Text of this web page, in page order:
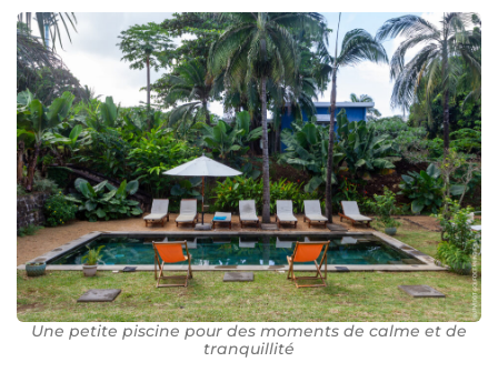
Une petite piscine pour des moments de calme et de
tranquillité